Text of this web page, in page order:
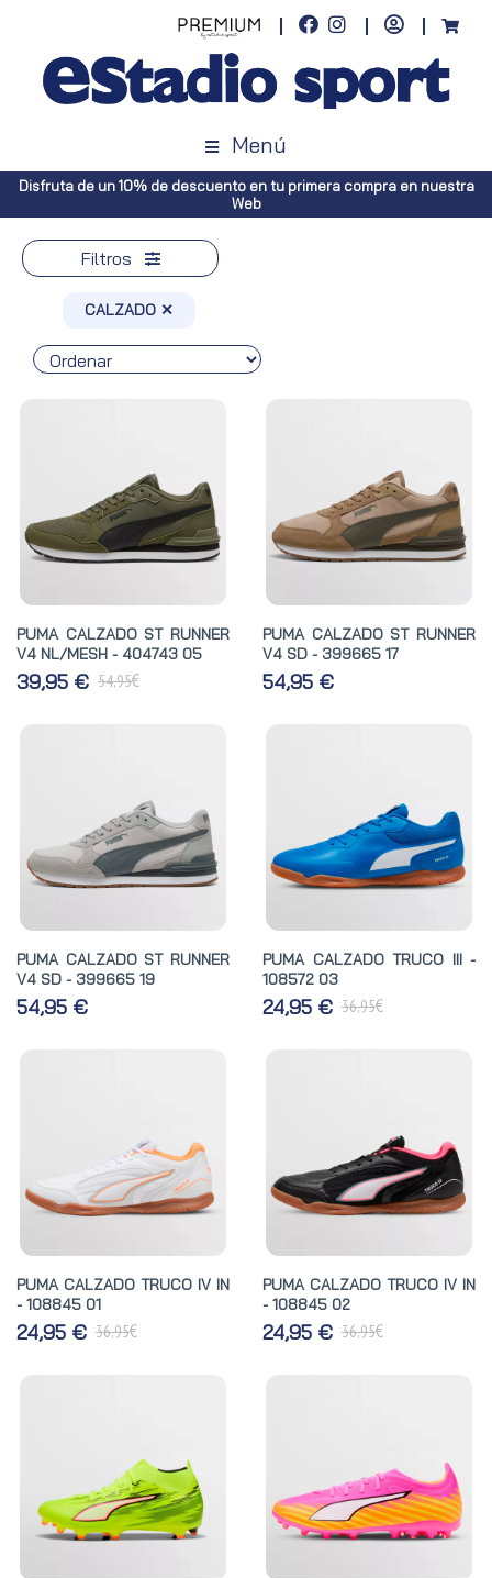
Menú
compra en nuestra
Envíos gratuitos a toda España
Filtros
CALZADO ✕
PUMA CALZADO ST RUNNER
V4 NL/MESH - 404743 05
39,95 € 54,95€
PUMA CALZADO ST RUNNER
V4 SD - 399665 17
54,95 €
PUMA CALZADO ST RUNNER
V4 SD - 399665 19
54,95 €
PUMA CALZADO TRUCO III -
108572 03
24,95 € 36,95€
PUMA CALZADO TRUCO IV IN
- 108845 01
24,95 € 36,95€
PUMA CALZADO TRUCO IV IN
- 108845 02
24,95 € 36,95€